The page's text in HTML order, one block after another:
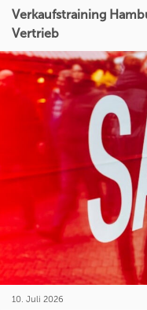
Verkaufstraining
Vertrieb
10. Juli 2026